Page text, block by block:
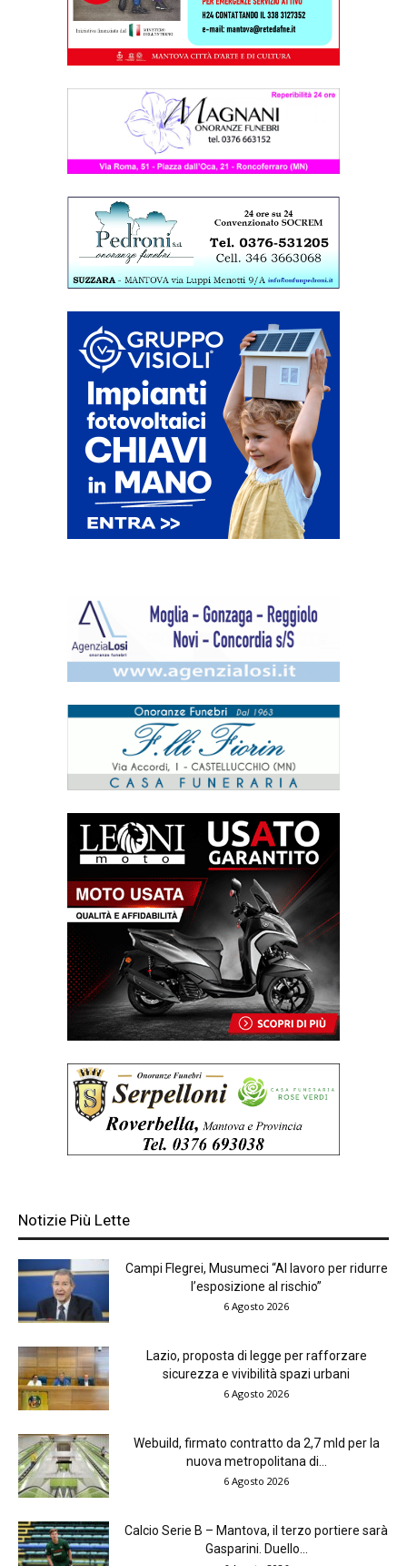
Notizie Più Lette
Campi Flegrei, Musumeci “Al lavoro per ridurre
l’esposizione al rischio”
6 Agosto 2026
Lazio, proposta di legge per rafforzare
sicurezza e vivibilità spazi urbani
6 Agosto 2026
Webuild, firmato contratto da 2,7 mld per la
nuova metropolitana di...
6 Agosto 2026
Calcio Serie B – Mantova, il terzo portiere sarà
Gasparini. Duello...